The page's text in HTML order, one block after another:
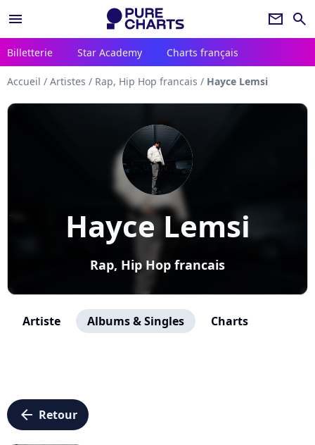
menu newsletter search
Billetterie Star Academy Charts français
Accueil / Artistes / Rap, Hip Hop francais / Hayce Lemsi
Hayce Lemsi
Rap, Hip Hop francais
Artiste Albums & Singles Charts
arrow_left Retour